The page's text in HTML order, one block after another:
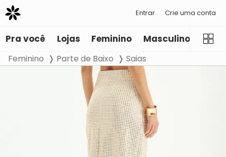
Entrar Crie uma conta
Pra você Lojas Feminino Masculino
Feminino Parte de Baixo Saias